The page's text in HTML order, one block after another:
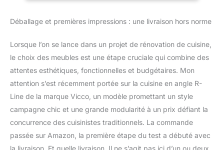
FLEXIBLE : La cuisine en
8 meubles hauts peut
être agrandie et adaptée
individuellement. Les
hauteur offrent une
flexibilité supplémentaire.
DIMENSIONS : La cuisine
d’angle a une largeur de
247x237 cm et une
profondeur de 60 cm.
Déballage et premières impressions : une livraison hors norme
Lorsque l’on se lance dans un projet de rénovation de cuisine,
le choix des meubles est une étape cruciale qui combine des
attentes esthétiques, fonctionnelles et budgétaires. Mon
attention s’est récemment portée sur la cuisine en angle R-
Line de la marque Vicco, un modèle promettant un style
campagne chic et une grande modularité à un prix défiant la
concurrence des cuisinistes traditionnels. La commande
passée sur Amazon, la première étape du test a débuté avec